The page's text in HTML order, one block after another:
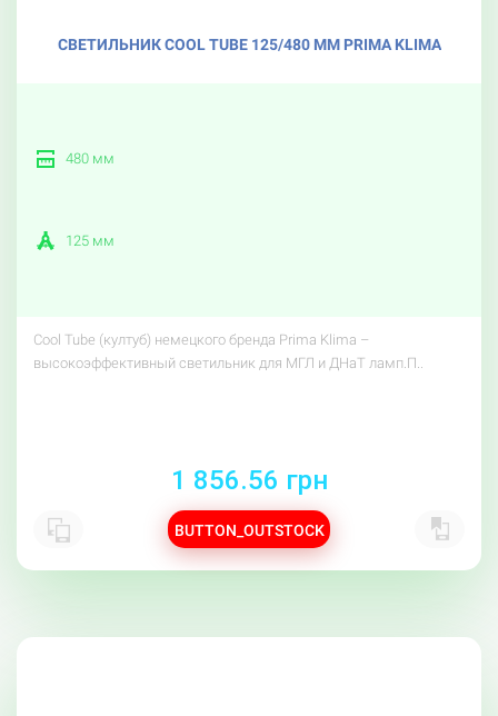
СВЕТИЛЬНИК COOL TUBE 125/480 ММ PRIMA KLIMA
480 мм
125 мм
Cool Tube (култуб) немецкого бренда Prima Klima –
высокоэффективный светильник для МГЛ и ДНаТ ламп.П..
1 856.56 грн
BUTTON_OUTSTOCK